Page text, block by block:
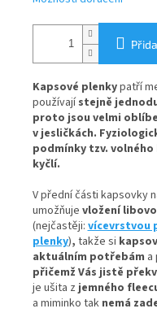
Kapsové plenkypatří
používajístejně
proto jsou velmi
v jesličkách.
podmínky tzv.
kyčlí.
Vpřední části kapsovky
umožňuje vložení
(nejčastěji:vícevrstvou
plenky), takže si
aktuálním potřebám a
přičemž Vás jistě
je ušita zjemného
a miminko tak nemá